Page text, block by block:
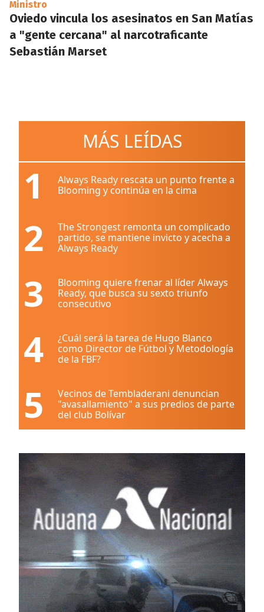
Ministro
Oviedo vincula los asesinatos en San Matías
a "gente cercana" al narcotraficante
Sebastián Marset
MÁS LEÍDAS
1
Always Ready rescata un punto frente a
Blooming y continúa en la cima
2
The Strongest remonta un complicado
partido, se mantiene invicto y acecha a
Always Ready
3
Blooming quiere frenar al líder Always
Ready, que busca su sexto triunfo
consecutivo
4
¿Cuál será la tarea de Hugo Blanco
como Director de Fútbol y Metodología
de la FBF?
5
Vecinos de Tembladerani denuncian
"avasallamiento" a sus predios de parte
del club Bolívar